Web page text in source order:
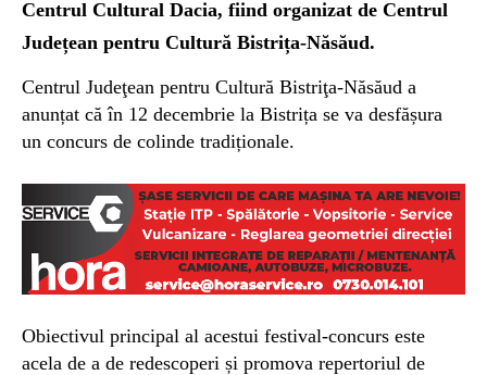
Centrul Cultural Dacia, fiind organizat de Centrul
Județean pentru Cultură Bistrița-Năsăud.
Centrul Judeţean pentru Cultură Bistriţa-Năsăud a
anunțat că în 12 decembrie la Bistrița se va desfășura
un concurs de colinde tradiționale.
Obiectivul principal al acestui festival-concurs este
acela de a de redescoperi și promova repertoriul de